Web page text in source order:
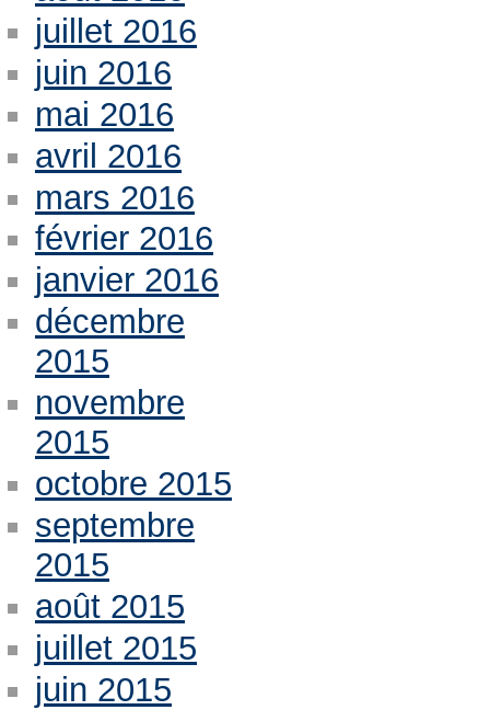
juillet 2016
juin 2016
mai 2016
avril 2016
mars 2016
février 2016
janvier 2016
décembre
2015
novembre
2015
octobre 2015
septembre
2015
août 2015
juillet 2015
juin 2015